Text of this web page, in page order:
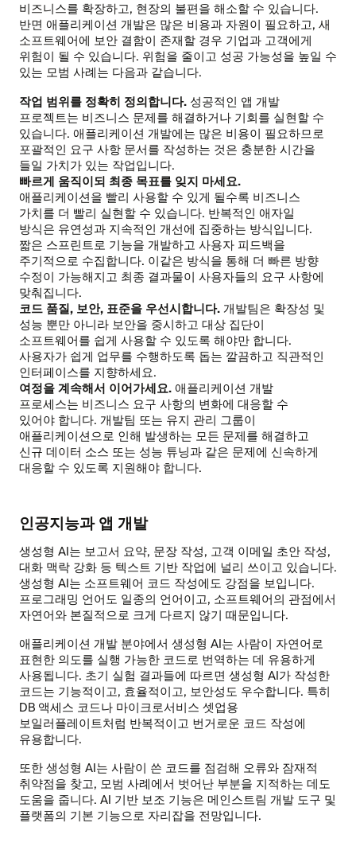
비즈니스를 확장하고, 현장의 불편을 해소할 수 있습니다.
반면 애플리케이션 개발은 많은 비용과 자원이 필요하고, 새
소프트웨어에 보안 결함이 존재할 경우 기업과 고객에게
위험이 될 수 있습니다. 위험을 줄이고 성공 가능성을 높일 수
있는 모범 사례는 다음과 같습니다.
작업 범위를 정확히 정의합니다. 성공적인 앱 개발
프로젝트는 비즈니스 문제를 해결하거나 기회를 실현할 수
있습니다. 애플리케이션 개발에는 많은 비용이 필요하므로
포괄적인 요구 사항 문서를 작성하는 것은 충분한 시간을
들일 가치가 있는 작업입니다.
빠르게 움직이되 최종 목표를 잊지 마세요.
애플리케이션을 빨리 사용할 수 있게 될수록 비즈니스
가치를 더 빨리 실현할 수 있습니다. 반복적인 애자일
방식은 유연성과 지속적인 개선에 집중하는 방식입니다.
짧은 스프린트로 기능을 개발하고 사용자 피드백을
주기적으로 수집합니다. 이같은 방식을 통해 더 빠른 방향
수정이 가능해지고 최종 결과물이 사용자들의 요구 사항에
맞춰집니다.
코드 품질, 보안, 표준을 우선시합니다. 개발팀은 확장성 및
성능 뿐만 아니라 보안을 중시하고 대상 집단이
소프트웨어를 쉽게 사용할 수 있도록 해야만 합니다.
사용자가 쉽게 업무를 수행하도록 돕는 깔끔하고 직관적인
인터페이스를 지향하세요.
여정을 계속해서 이어가세요. 애플리케이션 개발
프로세스는 비즈니스 요구 사항의 변화에 대응할 수
있어야 합니다. 개발팀 또는 유지 관리 그룹이
애플리케이션으로 인해 발생하는 모든 문제를 해결하고
신규 데이터 소스 또는 성능 튜닝과 같은 문제에 신속하게
대응할 수 있도록 지원해야 합니다.
인공지능과 앱 개발
생성형 AI는 보고서 요약, 문장 작성, 고객 이메일 초안 작성,
대화 맥락 강화 등 텍스트 기반 작업에 널리 쓰이고 있습니다.
생성형 AI는 소프트웨어 코드 작성에도 강점을 보입니다.
프로그래밍 언어도 일종의 언어이고, 소프트웨어의 관점에서
자연어와 본질적으로 크게 다르지 않기 때문입니다.
애플리케이션 개발 분야에서 생성형 AI는 사람이 자연어로
표현한 의도를 실행 가능한 코드로 번역하는 데 유용하게
사용됩니다. 초기 실험 결과들에 따르면 생성형 AI가 작성한
코드는 기능적이고, 효율적이고, 보안성도 우수합니다. 특히
DB 액세스 코드나 마이크로서비스 셋업용
보일러플레이트처럼 반복적이고 번거로운 코드 작성에
유용합니다.
또한 생성형 AI는 사람이 쓴 코드를 점검해 오류와 잠재적
취약점을 찾고, 모범 사례에서 벗어난 부분을 지적하는 데도
도움을 줍니다. AI 기반 보조 기능은 메인스트림 개발 도구 및
플랫폼의 기본 기능으로 자리잡을 전망입니다.